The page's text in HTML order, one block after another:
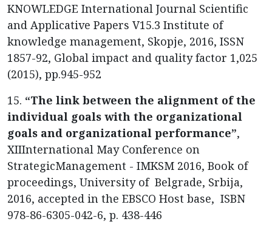
KNOWLEDGE International Journal Scientific
and Applicative Papers V15.3 Institute of
knowledge management, Skopje, 2016, ISSN
1857-92, Global impact and quality factor 1,025
(2015), pp.945-952
15. “The link between the alignment of the
individual goals with the organizational
goals and organizational performance”,
XIIInternational May Conference on
StrategicManagement - IMKSM 2016, Book of
proceedings, University of Belgrade, Srbija,
2016, accepted in the EBSCO Host base, ISBN
978-86-6305-042-6, p. 438-446